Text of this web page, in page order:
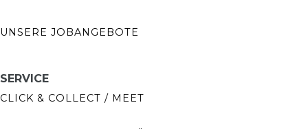
UNSERE JOBANGEBOTE
SERVICE
CLICK & COLLECT / MEET